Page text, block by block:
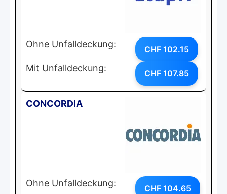
Ohne Unfalldeckung: CHF 102.15
Mit Unfalldeckung: CHF 107.85
CONCORDIA
Ohne Unfalldeckung: CHF 104.65